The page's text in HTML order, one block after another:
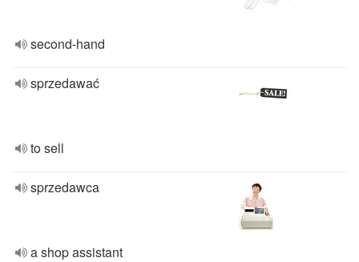
second-hand
sprzedawać
to sell
sprzedawca
a shop assistant